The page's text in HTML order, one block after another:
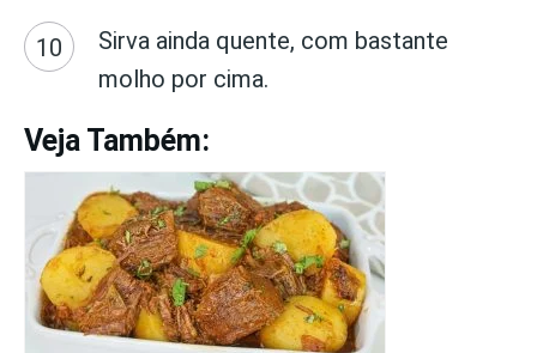
Sirva ainda quente, com bastante
molho por cima.
Veja Também: